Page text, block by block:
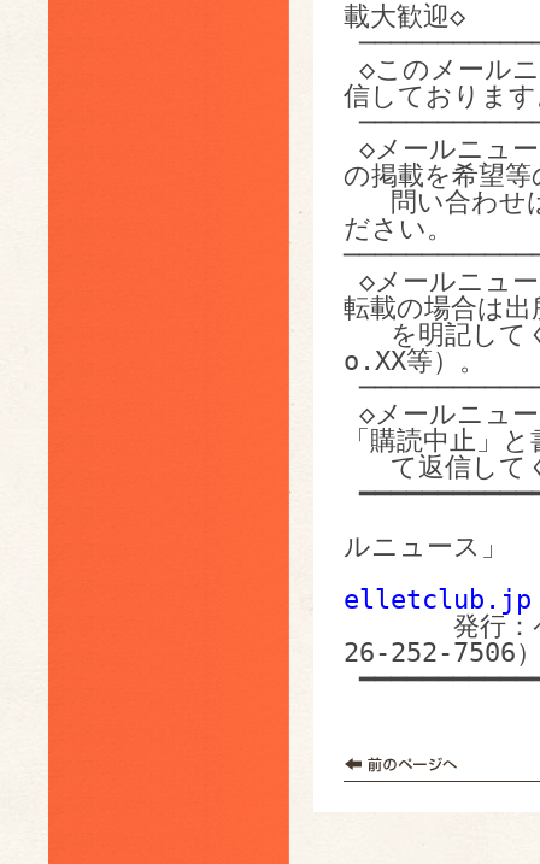
載大歓迎◇
───────────────────────────────────
信しておりま
───────────────────────────────────
の掲載を希望等
問い合わ
ださい。
転載の場合は出
o.XX等）。
───────────────────────────────────
「購読中止」
━━━━━━━━━━━━━━━━━━━━━━━━━━━━━━━━━━━
ルニュース」
elletclub.jp
26-252-7506